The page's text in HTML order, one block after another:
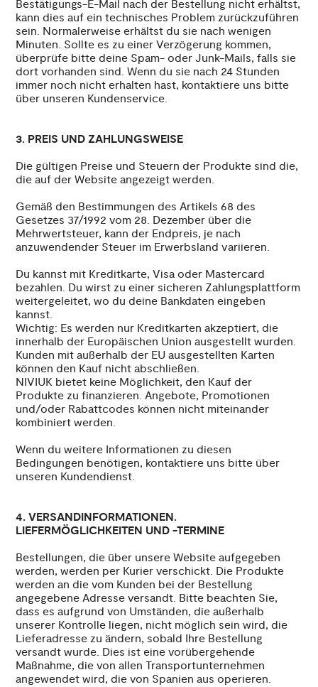
Bestätigungs-E-Mail nach der Bestellung nicht erhältst,
kann dies auf ein technisches Problem zurückzuführen
sein. Normalerweise erhältst du sie nach wenigen
Minuten. Sollte es zu einer Verzögerung kommen,
überprüfe bitte deine Spam- oder Junk-Mails, falls sie
dort vorhanden sind. Wenn du sie nach 24 Stunden
immer noch nicht erhalten hast, kontaktiere uns bitte
über unseren Kundenservice.
3. PREIS UND ZAHLUNGSWEISE
Die gültigen Preise und Steuern der Produkte sind die,
die auf der Website angezeigt werden.
Gemäß den Bestimmungen des Artikels 68 des
Gesetzes 37/1992 vom 28. Dezember über die
Mehrwertsteuer, kann der Endpreis, je nach
anzuwendender Steuer im Erwerbsland variieren.
Du kannst mit Kreditkarte, Visa oder Mastercard
bezahlen. Du wirst zu einer sicheren Zahlungsplattform
weitergeleitet, wo du deine Bankdaten eingeben
kannst.
Wichtig: Es werden nur Kreditkarten akzeptiert, die
innerhalb der Europäischen Union ausgestellt wurden.
Kunden mit außerhalb der EU ausgestellten Karten
können den Kauf nicht abschließen.
NIVIUK bietet keine Möglichkeit, den Kauf der
Produkte zu finanzieren. Angebote, Promotionen
und/oder Rabattcodes können nicht miteinander
kombiniert werden.
Wenn du weitere Informationen zu diesen
Bedingungen benötigen, kontaktiere uns bitte über
unseren Kundendienst.
4. VERSANDINFORMATIONEN.
LIEFERMÖGLICHKEITEN UND -TERMINE
Bestellungen, die über unsere Website aufgegeben
werden, werden per Kurier verschickt. Die Produkte
werden an die vom Kunden bei der Bestellung
angegebene Adresse versandt. Bitte beachten Sie,
dass es aufgrund von Umständen, die außerhalb
unserer Kontrolle liegen, nicht möglich sein wird, die
Lieferadresse zu ändern, sobald Ihre Bestellung
versandt wurde. Dies ist eine vorübergehende
Maßnahme, die von allen Transportunternehmen
angewendet wird, die von Spanien aus operieren.